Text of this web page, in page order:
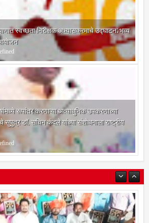
स्वच्छता निरीक्षक अभ्यासक्रमाचे उद्घाटन; भव्य
रूपांतर करणाऱ्या अत्याधुनिक उपकरणाच्या
डॉ. सचिन कंदले यांच्या संशोधनाला राष्ट्रीय